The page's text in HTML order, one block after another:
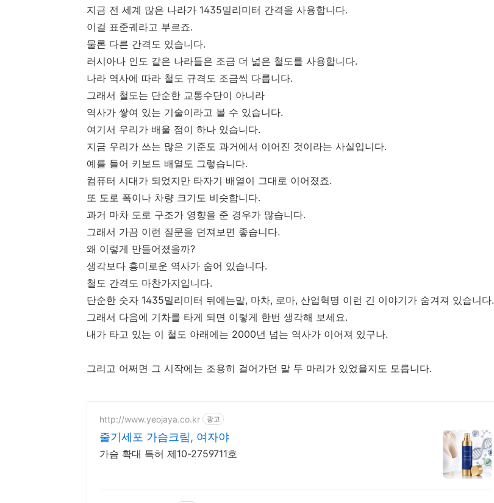
지금 전 세계 많은 나라가 1435밀리미터 간격을 사용합니다.
이걸 표준궤라고 부르죠.
물론 다른 간격도 있습니다.
러시아나 인도 같은 나라들은 조금 더 넓은 철도를 사용합니다.
나라 역사에 따라 철도 규격도 조금씩 다릅니다.
그래서 철도는 단순한 교통수단이 아니라
역사가 쌓여 있는 기술이라고 볼 수 있습니다.
여기서 우리가 배울 점이 하나 있습니다.
지금 우리가 쓰는 많은 기준도 과거에서 이어진 것이라는 사실입니다.
예를 들어 키보드 배열도 그렇습니다.
컴퓨터 시대가 되었지만 타자기 배열이 그대로 이어졌죠.
또 도로 폭이나 차량 크기도 비슷합니다.
과거 마차 도로 구조가 영향을 준 경우가 많습니다.
그래서 가끔 이런 질문을 던져보면 좋습니다.
왜 이렇게 만들어졌을까?
생각보다 흥미로운 역사가 숨어 있습니다.
철도 간격도 마찬가지입니다.
단순한 숫자 1435밀리미터 뒤에는말, 마차, 로마, 산업혁명 이런 긴 이야기가 숨겨져 있습니다.
그래서 다음에 기차를 타게 되면 이렇게 한번 생각해 보세요.
내가 타고 있는 이 철도 아래에는 2000년 넘는 역사가 이어져 있구나.
그리고 어쩌면 그 시작에는 조용히 걸어가던 말 두 마리가 있었을지도 모릅니다.
http://www.yeojaya.co.kr 광고
줄기세포 가슴크림, 여자야
가슴 확대 특허 제10-2759711호